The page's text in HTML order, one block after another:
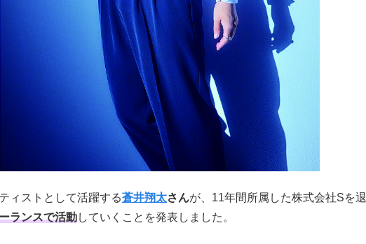
ィストとして活躍する蒼井翔太さんが、11年間所属した株式会社Sを退
ランスで活動していくことを発表しました。